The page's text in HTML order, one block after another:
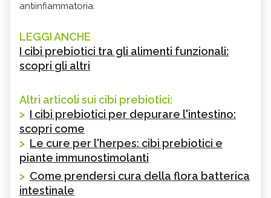
antiinfiammatoria.
LEGGI ANCHE
I cibi prebiotici tra gli alimenti funzionali:
scopri gli altri
Altri articoli sui cibi prebiotici:
> I cibi prebiotici per depurare l'intestino:
scopri come
> Le cure per l'herpes: cibi prebiotici e
piante immunostimolanti
> Come prendersi cura della flora batterica
intestinale